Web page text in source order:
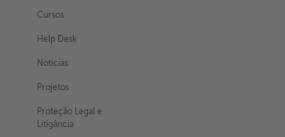
Cursos
Help Desk
Notícias
Projetos
Proteção Legal e
Litigância